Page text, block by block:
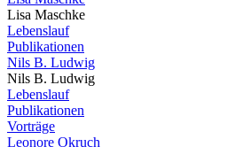
Lisa Maschke
Lebenslauf
Publikationen
Nils B. Ludwig
Nils B. Ludwig
Lebenslauf
Publikationen
Vorträge
Leonore Okruch